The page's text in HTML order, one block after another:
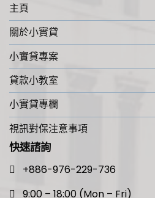
主頁
關於小實貸
小實貸專案
貸款小教室
小實貸專欄
視訊對保注意事項
快速諮詢
+886-976-229-736
9:00 – 18:00 (Mon – Fri)